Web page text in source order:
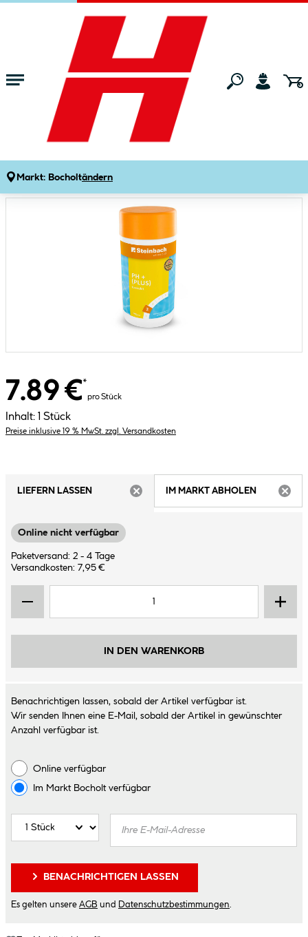
Zum Hauptinhalt springen
Markt: Bocholtändern
Gartenmarkt Pools & Zubehör
pH+ plus Granulat
7.89 €*
pro Stück
Inhalt: 1 Stück
Preise inklusive 19 % MwSt. zzgl. Versandkosten
LIEFERN LASSEN
IM MARKT ABHOLEN
Online nicht verfügbar
Paketversand: 2 - 4 Tage
Versandkosten: 7,95 €
IN DEN WARENKORB
Benachrichtigen lassen, sobald der Artikel verfügbar ist.
Wir senden Ihnen eine E-Mail, sobald der Artikel in gewünschter
Anzahl verfügbar ist.
Online verfügbar
Im Markt Bocholtverfügbar
BENACHRICHTIGEN LASSEN
Es gelten unsere AGB und Datenschutzbestimmungen